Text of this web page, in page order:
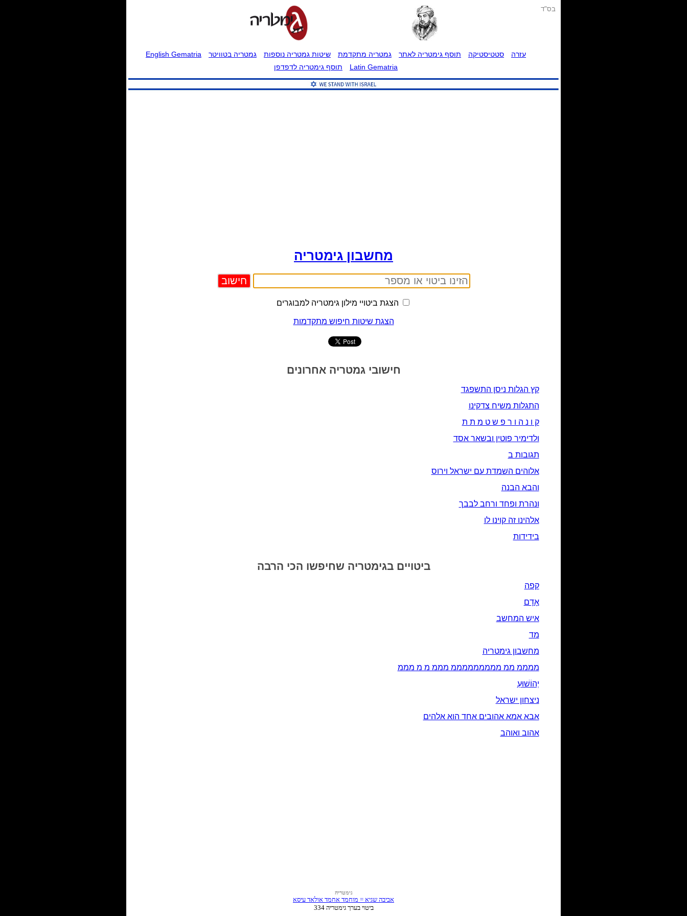
בס"ד
עזרה סטטיסטיקה תוסף גימטריה לאתר גמטריה מתקדמת שיטות גמטריה נוספות גמטריה בטוויטר
English Gematria
Latin Gematria
תוסף גימטריה לדפדפן
מחשבון גימטריה
הצגת ביטויי מילון גימטריה למבוגרים
הצגת שיטות חיפוש מתקדמות
חישובי גמטריה אחרונים
קץ הגלות ניסן התשפגד
התגלות משיח צדקינו
ק ו נ ה ו ר פ ש ט מ ת ת
ולדימיר פוטין ובשאר אסד
תגובות ב
אלוהים השמדת עם ישראל וירוס
והבא הבנה
ונהרת ופחד ורחב לבבך
אלהינו זה קוינו לו
בידידות
ביטויים בגימטריה שחיפשו הכי הרבה
קפה
אָדָם‎
איש המחשב
מד
מחשבון גימטריה
ממממ ממ מממממממממ מממ מ מ מממ
יְהוֹשׁוּעַ
ניצחון ישראל
אבא אמא אהובים אחד הוא אלהים
אהוב ואוהב